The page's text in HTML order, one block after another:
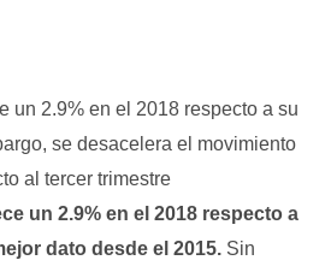
un 2.9% en el 2018 respecto a su
se desacelera el movimiento
al tercer trimestre
un 2.9% en el 2018 respecto a
dato desde el 2015. Sin